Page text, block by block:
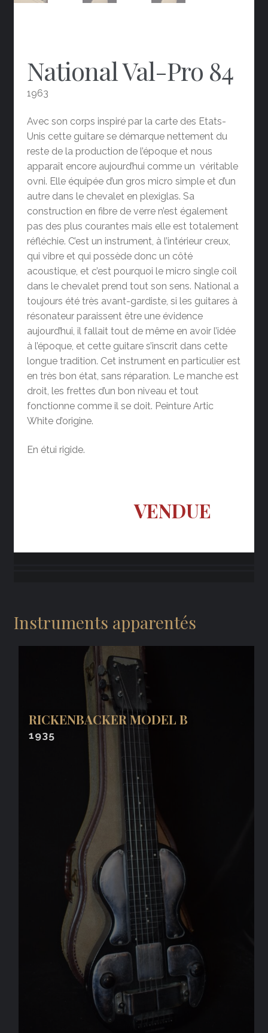
National Val-Pro 84
1963
Avec son corps inspiré par la carte des Etats-
Unis cette guitare se démarque nettement du
reste de la production de l’époque et nous
apparaît encore aujourd’hui comme un véritable
ovni. Elle équipée d’un gros micro simple et d’un
autre dans le chevalet en plexiglas. Sa
construction en fibre de verre n’est également
pas des plus courantes mais elle est totalement
réfléchie. C’est un instrument, à l’intérieur creux,
qui vibre et qui possède donc un côté
acoustique, et c’est pourquoi le micro single coil
dans le chevalet prend tout son sens. National a
toujours été très avant-gardiste, si les guitares à
résonateur paraissent être une évidence
aujourd’hui, il fallait tout de même en avoir l’idée
à l’époque, et cette guitare s’inscrit dans cette
longue tradition. Cet instrument en particulier est
en très bon état, sans réparation. Le manche est
droit, les frettes d’un bon niveau et tout
fonctionne comme il se doit. Peinture Artic
White d’origine.
En étui rigide.
VENDUE
Instruments apparentés
RICKENBACKER MODEL B
1935